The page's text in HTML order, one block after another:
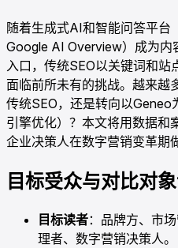
随着生成式AI和智能问答平台
Google AI Overview）成为内
入口，传统SEO以关键词和站
面临前所未有的挑战。越来越
传统SEO，还是转向以Geneo
引擎优化）？本文将用数据和
企业决策人在数字营销变革期
目标受众与对比对
目标读者：品牌方、市
理者、数字营销决策人。